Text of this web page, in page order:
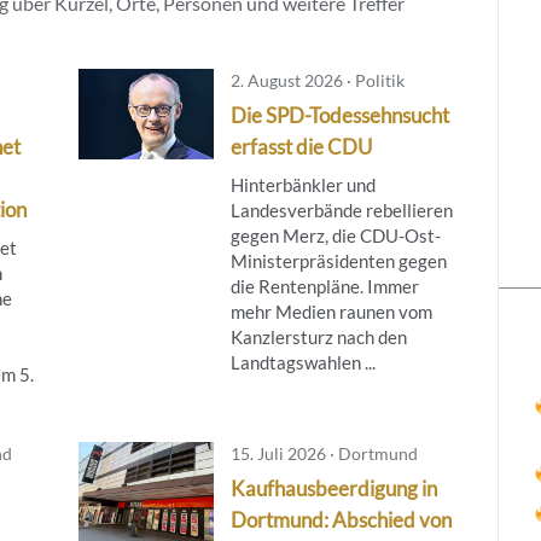
5.
2. August 2026 · Politik
Die SPD-Todessehnsucht
erfasst die CDU
Hinterbänkler und
Landesverbände rebellieren
gegen Merz, die CDU-Ost-
Ministerpräsidenten gegen
die Rentenpläne. Immer
mehr Medien raunen vom
Kanzlersturz nach den
Landtagswahlen ...
15. Juli 2026 · Dortmund
Kaufhausbeerdigung in
Dortmund: Abschied von